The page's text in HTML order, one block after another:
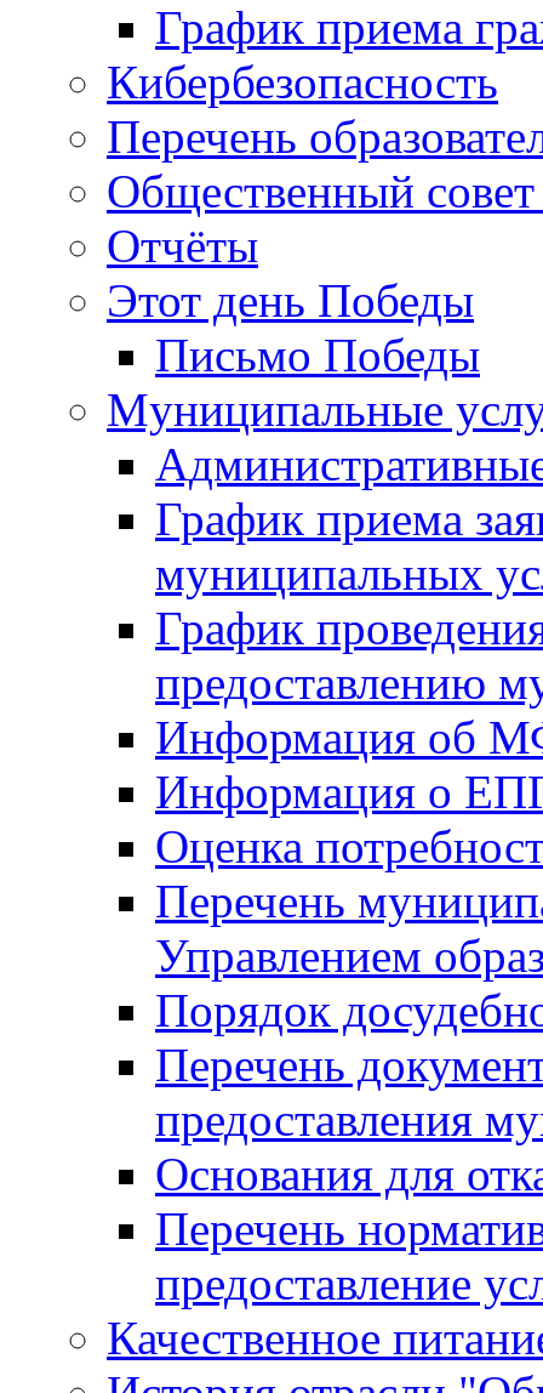
График приема
Кибербезопасность
Перечень
Общественный
Отчёты
Этот день Победы
Письмо Победы
Mуниципальные
График приема
муниципальных
График
предоставлению
Информация об
Информация о
Оценка
Перечень
Управлением
Порядок
Перечень
предоставления
Основания для
Перечень
предоставление
Качественное